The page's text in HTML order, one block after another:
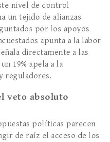
nivel de control
un tejido de alianzas
por los apoyos
apunta a la labor
directamente a las
19% apela a la
reguladores.
veto absoluto
políticas parecen
de raíz el acceso de los